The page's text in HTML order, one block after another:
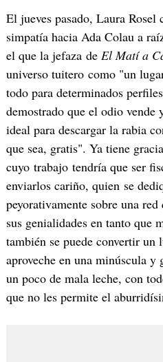
El jueves pasado, Laura
simpatía hacia Ada Colau a
el que la jefaza de El Matí a
universo tuitero como "un
todo para determinados
demostrado que el odio vende
ideal para descargar la rabia
que sea, gratis". Ya tiene
cuyo trabajo tendría que ser
enviarlos cariño, quien se
peyorativamente sobre una
sus genialidades en tanto que
también se puede convertir un
aproveche en una minúscula y
un poco de mala leche, con
que no les permite el